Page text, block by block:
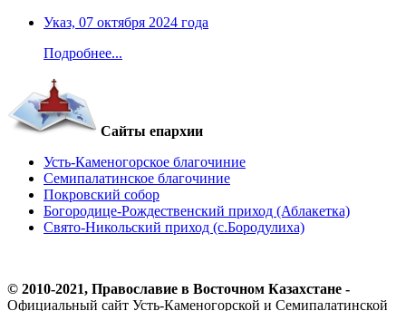
Указ, 07 октября 2024 года
Подробнее...
Сайты епархии
Усть-Каменогорское благочиние
Семипалатинское благочиние
Покровский собор
Богородице-Рождественский приход (Аблакетка)
Свято-Никольский приход (с.Бородулиха)
© 2010-2021, Православие в Восточном Казахстане -
Официальный сайт Усть-Каменогорской и Семипалатинской